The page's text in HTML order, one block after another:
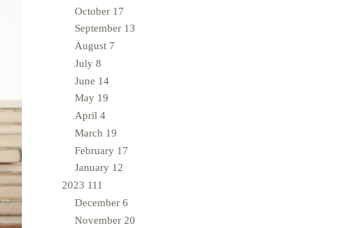
October 17
September 13
August 7
July 8
June 14
May 19
April 4
March 19
February 17
January 12
2023 111
December 6
November 20